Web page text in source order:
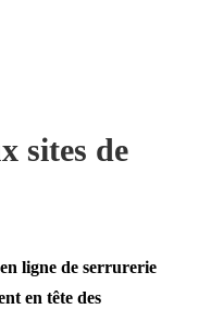
sites de
ligne de serrurerie
en tête des